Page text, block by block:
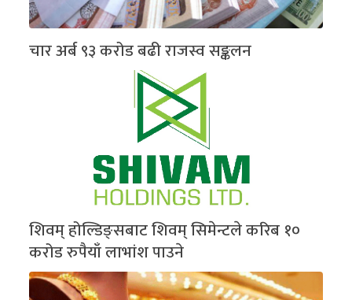
चार अर्ब ९३ करोड बढी राजस्व सङ्कलन
शिवम् होल्डिङ्सबाट शिवम् सिमेन्टले करिब १०
करोड रुपैयाँ लाभांश पाउने